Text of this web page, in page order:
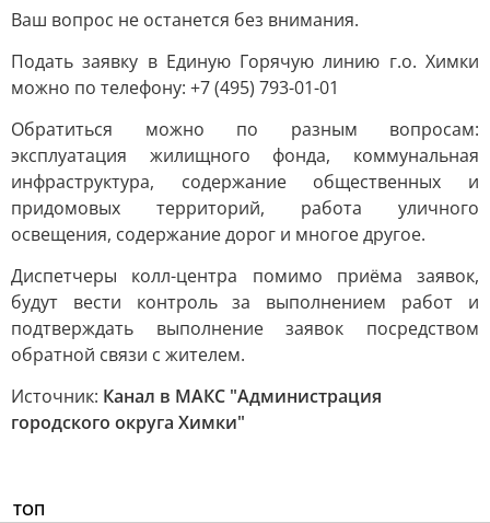
Ваш вопрос не останется без внимания.
Подать заявку в Единую Горячую линию г.о. Химки
можно по телефону: +7 (495) 793-01-01
Обратиться можно по разным вопросам:
эксплуатация жилищного фонда, коммунальная
инфраструктура, содержание общественных и
придомовых территорий, работа уличного
освещения, содержание дорог и многое другое.
Диспетчеры колл-центра помимо приёма заявок,
будут вести контроль за выполнением работ и
подтверждать выполнение заявок посредством
обратной связи с жителем.
Источник: Канал в МАКС "Администрация
городского округа Химки"
ТОП